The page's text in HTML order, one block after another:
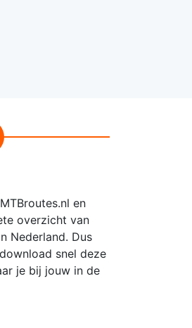
en
overzicht van
Nederland. Dus
snel deze
je bij jouw in de